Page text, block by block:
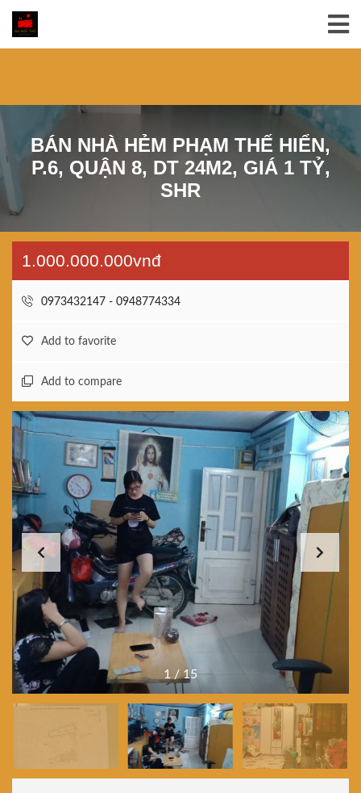
BÁN NHÀ HẺM PHẠM THẾ HIỂN,
P.6, QUẬN 8, DT 24M2, GIÁ 1 TỶ,
SHR
1.000.000.000vnđ
0973432147 - 0948774334
Add to favorite
Add to compare
1 /15